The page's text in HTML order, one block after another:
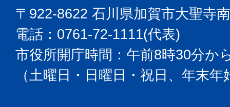
〒922-8622 石川県加賀市大聖寺
電話：0761-72-1111(代表)
市役所開庁時間：午前8時30分か
（土曜日・日曜日・祝日、年末